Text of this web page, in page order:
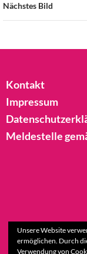
Nächstes Bild
Kontakt
Impressum
Meldestelle
Unsere Website
ermöglichen. Durch
Verwendung von